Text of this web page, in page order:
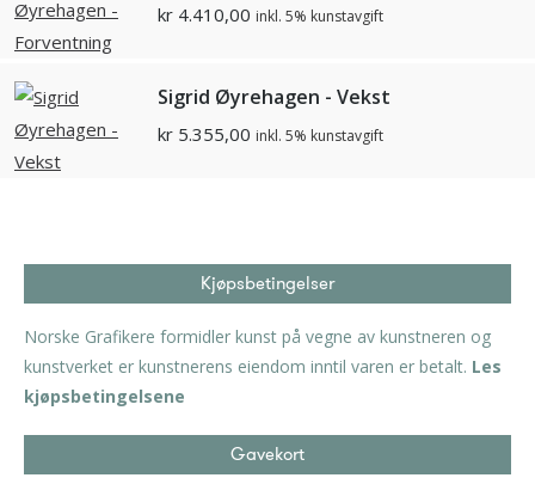
kr 4.410,00 inkl. 5% kunstavgift
Sigrid Øyrehagen - Vekst
kr 5.355,00 inkl. 5% kunstavgift
Kjøpsbetingelser
Norske Grafikere formidler kunst på vegne av kunstneren og
kunstverket er kunstnerens eiendom inntil varen er betalt. Les
kjøpsbetingelsene
Gavekort